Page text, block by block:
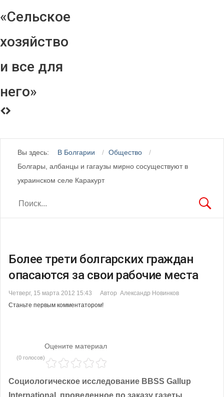
«Сельское
хозяйство
и все для
него»
Вы здесь: В Болгарии
Общество
Болгары, албанцы и гагаузы мирно сосуществуют в
украинском селе Каракурт
Более трети болгарских граждан
опасаются за свои рабочие места
Четверг, 15 марта 2012 15:43
Автор Александр Новинков
Станьте первым комментатором!
Оцените материал
(0 голосов)
Социологическое исследование BBSS Gallup
International, проведенное по заказу газеты